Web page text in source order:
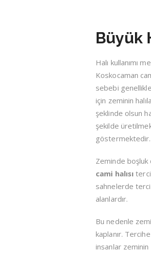
Büyük
Halı kullanımı
Koskocaman
sebebi
için zeminin
şeklinde olsun
şekilde
göstermektedir.
Zeminde boşluk
cami halısı
sahnelerde
alanlardır.
Bu nedenle
kaplanır.
insanlar